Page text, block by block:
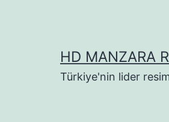
HD MANZARA
Türkiye'nin lider